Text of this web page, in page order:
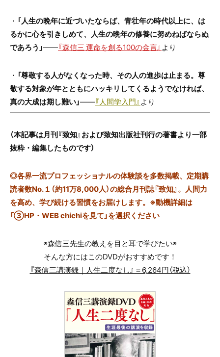
・ 「人生の晩年に近づいたならば、青壮年の時代以上に、は
るかに心を引きしめて、人生の晩年の修養に努めねばならぬ
であろう」――『森信三 運命を創る100の金言』 より
・ 「尊敬する人がなくなった時、その人の進歩は止まる。尊
敬する対象が年とともにハッキリしてくるようでなければ、
真の大成は期し難い」――『人間学入門』 より
（本記事は月刊『致知』および致知出版社刊行の著書より一部
抜粋・編集したものです）
◎各界一流プロフェッショナルの体験談を多数掲載、定期購
読者数No.１（約11万8,000人）の総合月刊誌『致知』。人間力
を高め、学び続ける習慣をお届けします。※動機詳細は
「③HP・WEB chichiを見て」を選択ください
◉森信三先生の教えを目と耳で学びたい◉
そんな方にはこのDVDがおすすめです！
『森信三講演録｜人生二度なし』＝6,264円（税込）